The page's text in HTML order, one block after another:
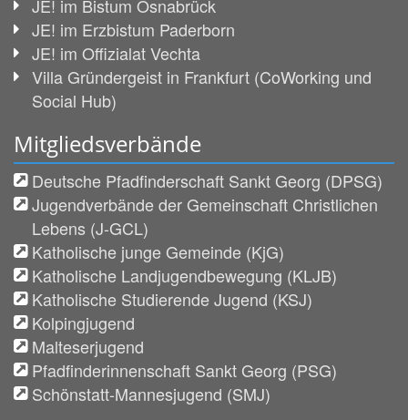
JE! im Bistum Osnabrück
JE! im Erzbistum Paderborn
JE! im Offizialat Vechta
Villa Gründergeist in Frankfurt (CoWorking und
Social Hub)
Mitgliedsverbände
Deutsche Pfadfinderschaft Sankt Georg (DPSG)
Jugendverbände der Gemeinschaft Christlichen
Lebens (J-GCL)
Katholische junge Gemeinde (KjG)
Katholische Landjugendbewegung (KLJB)
Katholische Studierende Jugend (KSJ)
Kolpingjugend
Malteserjugend
Pfadfinderinnenschaft Sankt Georg (PSG)
Schönstatt-Mannesjugend (SMJ)